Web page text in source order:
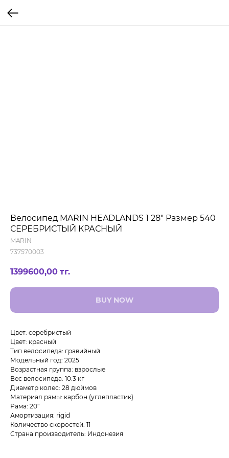
Велосипед MARIN HEADLANDS 1 28" Размер 540
СЕРЕБРИСТЫЙ КРАСНЫЙ
MARIN
737570003
1399600,00 тг.
BUY NOW
Цвет: серебристый
Цвет: красный
Тип велосипеда: гравийный
Модельный год: 2025
Возрастная группа: взрослые
Вес велосипеда: 10.3 кг
Диаметр колес: 28 дюймов
Материал рамы: карбон (углепластик)
Рама: 20"
Амортизация: rigid
Количество скоростей: 11
Страна производитель: Индонезия